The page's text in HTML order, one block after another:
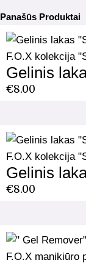
Panašūs Produktai
F.O.X kolekcija
Gelinis
€8.00
F.O.X kolekcija
Gelinis
€8.00
F.O.X manikiūro